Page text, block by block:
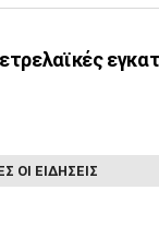
ΟΙ ΕΙΔΗΣΕΙΣ